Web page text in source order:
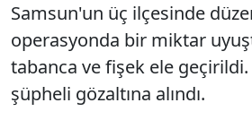
Samsun'un üç ilçesinde
operasyonda bir miktar
tabanca ve fişek ele
şüpheli gözaltına alındı.